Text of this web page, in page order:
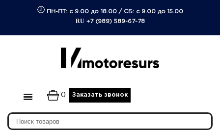
ПН-ПТ: с 9.00 до 18.00/ СБ: с 9.00 до 15.00
RU +7 (989) 589-67-78
0 Заказать звонок